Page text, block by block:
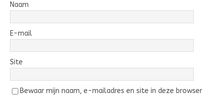
Naam
E-mail
Site
Bewaar mijn naam, e-mailadres en site in deze browser